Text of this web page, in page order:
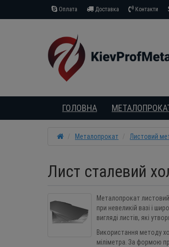
Оплата Доставка Контакти
ГОЛОВНА
Металопрокат Листовий
Лист сталевий
Металопрокат листовий
при невеликій вазі і
вигляді листів, які
Використання методу
міліметра. За формою